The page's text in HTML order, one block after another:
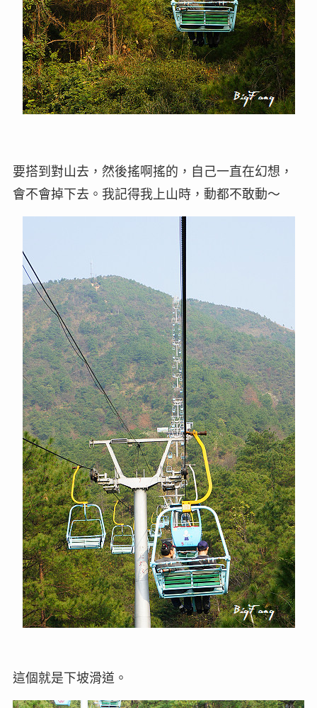
要搭到對山去，然後搖啊搖的，自己一直在幻想，
會不會掉下去。我記得我上山時，動都不敢動～
這個就是下坡滑道。